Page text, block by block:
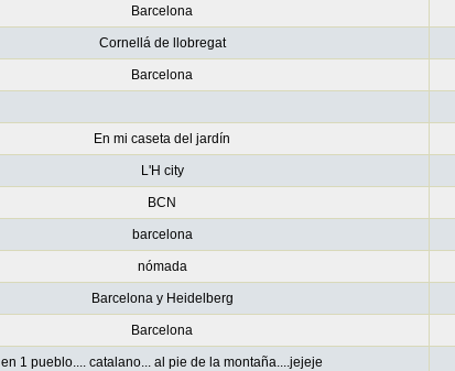
Barcelona
Cornellá de llobregat
Barcelona
En mi caseta del jardín
L'H city
BCN
barcelona
nómada
Barcelona y Heidelberg
Barcelona
en 1 pueblo.... catalano... al pie de la montaña....jejeje